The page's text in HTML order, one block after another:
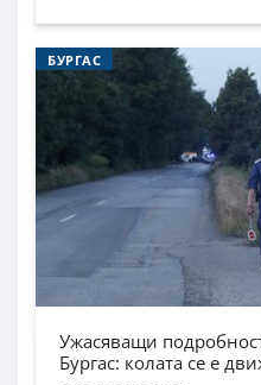
БУРГАС
Ужасяващи
Бургас: колата се е